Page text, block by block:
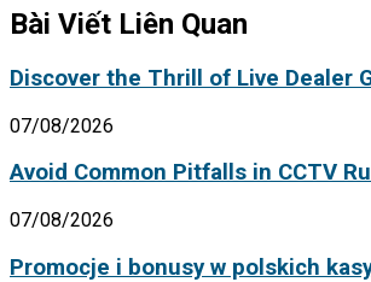
Bài Viết Liên Quan
Discover the Thrill of Live Dealer
07/08/2026
Avoid Common Pitfalls in CCTV
07/08/2026
Promocje i bonusy w polskich